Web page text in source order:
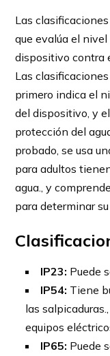
Las
que evalúa el
dispositivo contra
Las
primero indica el
del dispositivo, y
protección del
probado, se usa
para adultos
agua., y
para determinar
IP23: Puede
IP54: Tiene
las
equipos
IP65: Puede